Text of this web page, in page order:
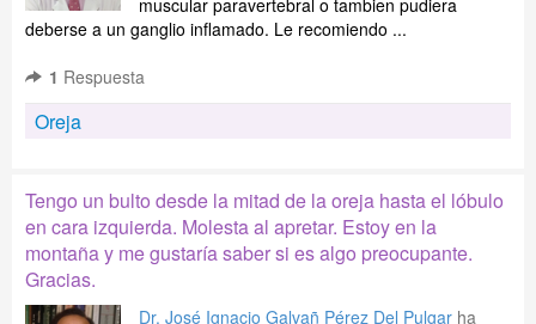
muscular paravertebral o tambien pudiera
deberse a un ganglio inflamado. Le recomiendo ...
1 Respuesta
Oreja
Tengo un bulto desde la mitad de la oreja hasta el lóbulo
en cara izquierda. Molesta al apretar. Estoy en la
montaña y me gustaría saber si es algo preocupante.
Gracias.
Dr. José Ignacio Galvañ Pérez Del Pulgar ha